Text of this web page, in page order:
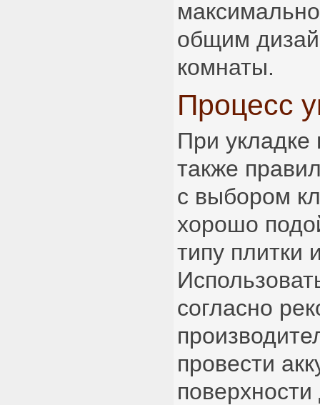
общим
комнаты.
Процесс
При укладке
также
с выбором
хорошо
типу плитки
согласно
провести